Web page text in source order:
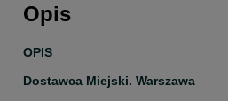
Opis
OPIS
Dostawca Miejski. Warszawa